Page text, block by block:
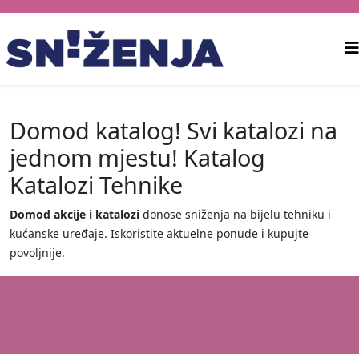
Domod katalog! Svi katalozi na
jednom mjestu! Katalog
Katalozi Tehnike
Domod akcije i katalozi donose sniženja na bijelu tehniku i
kućanske uređaje. Iskoristite aktuelne ponude i kupujte
povoljnije.